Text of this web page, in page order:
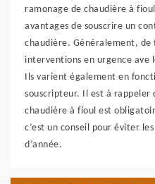
ramonage de chaudière à
avantages de souscrire un
chaudière. Généralement,
interventions en urgence ave
Ils varient également en
souscripteur. Il est à rappeler
chaudière à fioul est
c’est un conseil pour éviter
d’année.